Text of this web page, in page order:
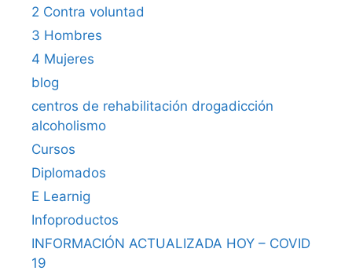
2 Contra voluntad
3 Hombres
4 Mujeres
blog
centros de rehabilitación drogadicción
alcoholismo
Cursos
Diplomados
E Learnig
Infoproductos
INFORMACIÓN ACTUALIZADA HOY – COVID
19